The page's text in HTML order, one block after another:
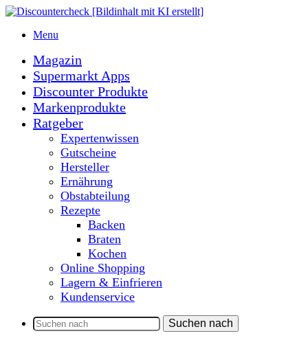
Menu
Magazin
Supermarkt Apps
Discounter Produkte
Markenprodukte
Ratgeber
Expertenwissen
Gutscheine
Hersteller
Ernährung
Obstabteilung
Rezepte
Backen
Braten
Kochen
Online Shopping
Lagern & Einfrieren
Kundenservice
Suchen nach